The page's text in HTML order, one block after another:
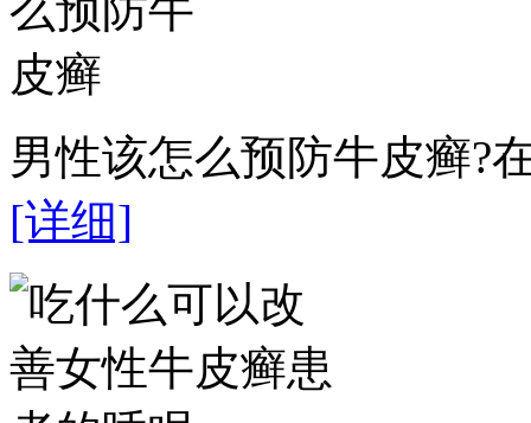
男性该怎么预防牛皮癣?
[详细]